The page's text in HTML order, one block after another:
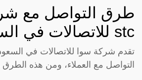
طرق التواصل مع
stc للاتصالات في السعودية
تقدم شركة سوا للاتصالات في
التواصل مع العملاء، ومن هذه الطرق